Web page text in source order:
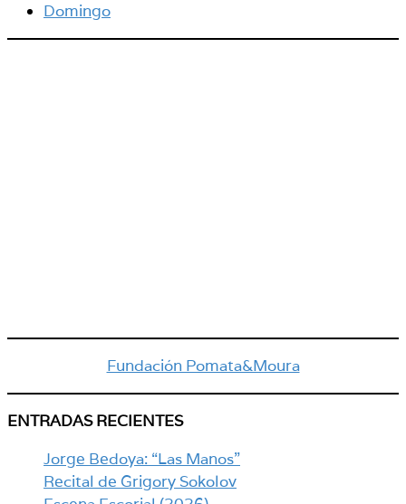
Domingo
Fundación Pomata&Moura
ENTRADAS RECIENTES
Jorge Bedoya: “Las Manos”
Recital de Grigory Sokolov